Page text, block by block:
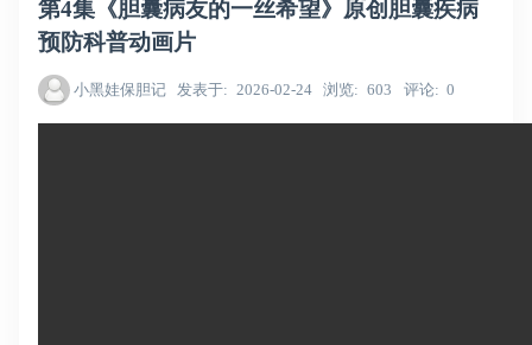
第4集《胆囊病友的一丝希望》原创胆囊疾病
预防科普动画片
小黑娃保胆记 发表于 2026-02-24 浏览 603 评论 0